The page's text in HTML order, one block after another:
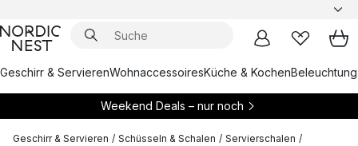
Geschirr & ServierenWohnaccessoiresKüche & KochenBeleuchtung
Weekend Deals – nur noch
Geschirr & Servieren / Schüsseln & Schalen / Servierschalen /